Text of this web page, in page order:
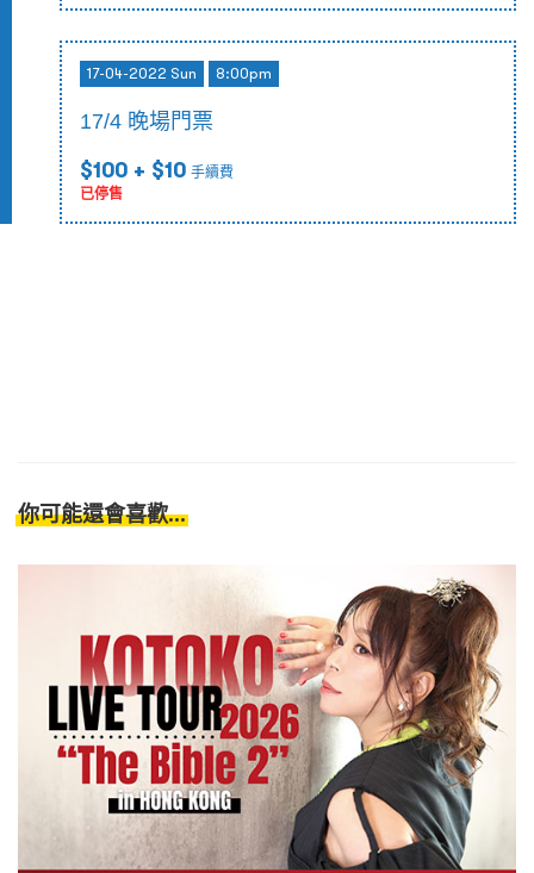
17-04-2022 Sun 8:00pm
17/4 晚場門票
$100 + $10 手續費
已停售
你可能還會喜歡...